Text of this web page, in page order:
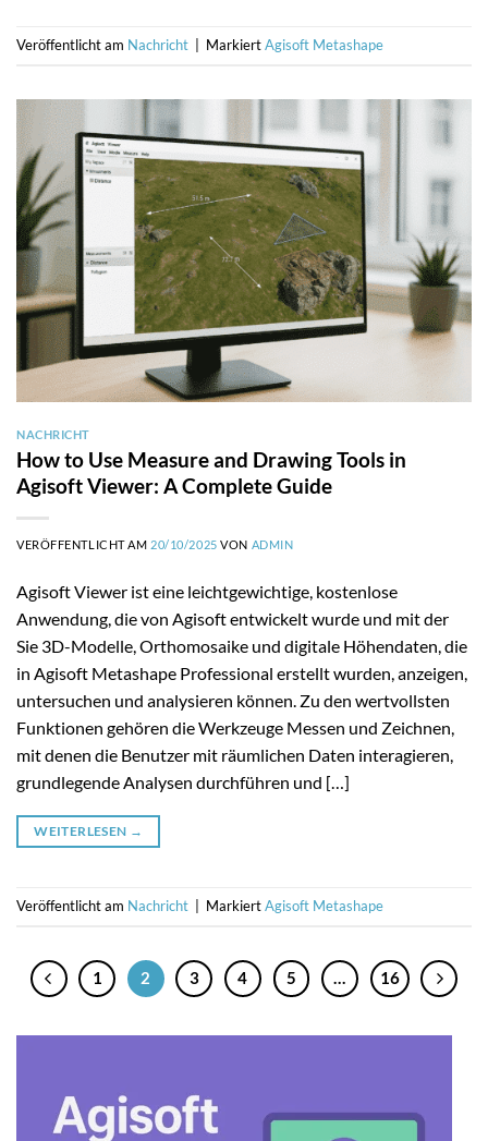
Veröffentlicht am Nachricht MarkiertAgisoft Metashape
NACHRICHT
How to Use Measure and Drawing Tools in
Agisoft Viewer: A Complete Guide
VERÖFFENTLICHT AM 20/10/2025 VON ADMIN
Agisoft Viewer ist eine leichtgewichtige, kostenlose
Anwendung, die von Agisoft entwickelt wurde und mit der
Sie 3D-Modelle, Orthomosaike und digitale Höhendaten, die
in Agisoft Metashape Professional erstellt wurden, anzeigen,
untersuchen und analysieren können. Zu den wertvollsten
Funktionen gehören die Werkzeuge Messen und Zeichnen,
mit denen die Benutzer mit räumlichen Daten interagieren,
grundlegende Analysen durchführen und […]
WEITERLESEN →
Veröffentlicht am Nachricht MarkiertAgisoft Metashape
1 2 3 4 5 … 16